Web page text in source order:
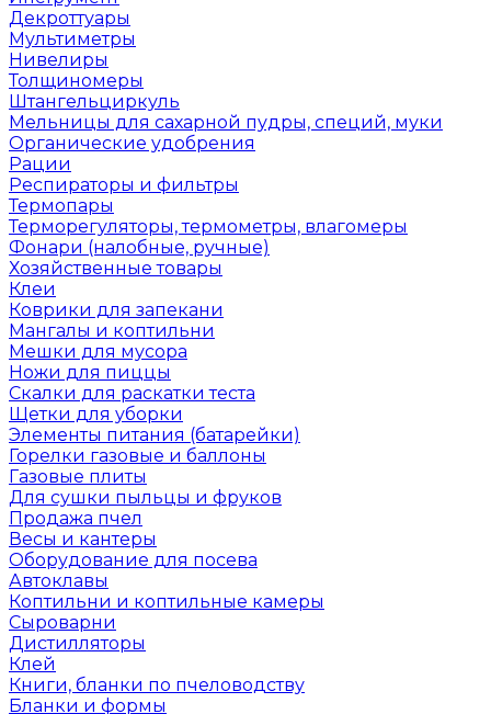
Декроттуары
Мультиметры
Нивелиры
Толщиномеры
Штангельциркуль
Мельницы для сахарной пудры, специй, муки
Органические удобрения
Рации
Респираторы и фильтры
Термопары
Терморегуляторы, термометры, влагомеры
Фонари (налобные, ручные)
Хозяйственные товары
Клеи
Коврики для запекани
Мангалы и коптильни
Мешки для мусора
Ножи для пиццы
Скалки для раскатки теста
Щетки для уборки
Элементы питания (батарейки)
Горелки газовые и баллоны
Газовые плиты
Для сушки пыльцы и фруков
Продажа пчел
Весы и кантеры
Оборудование для посева
Автоклавы
Коптильни и коптильные камеры
Сыроварни
Дистилляторы
Клей
Книги, бланки по пчеловодству
Бланки и формы